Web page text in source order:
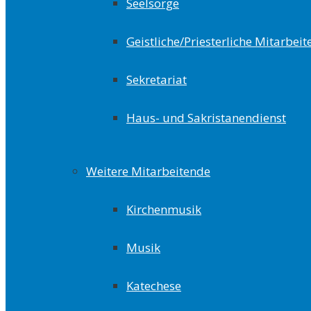
Geistliche/Priesterliche
Sekretariat
Haus- und Sakristanendienst
Weitere Mitarbeitende
Kirchenmusik
Musik
Katechese